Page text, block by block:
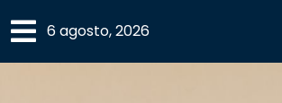
× 6 agosto, 2026